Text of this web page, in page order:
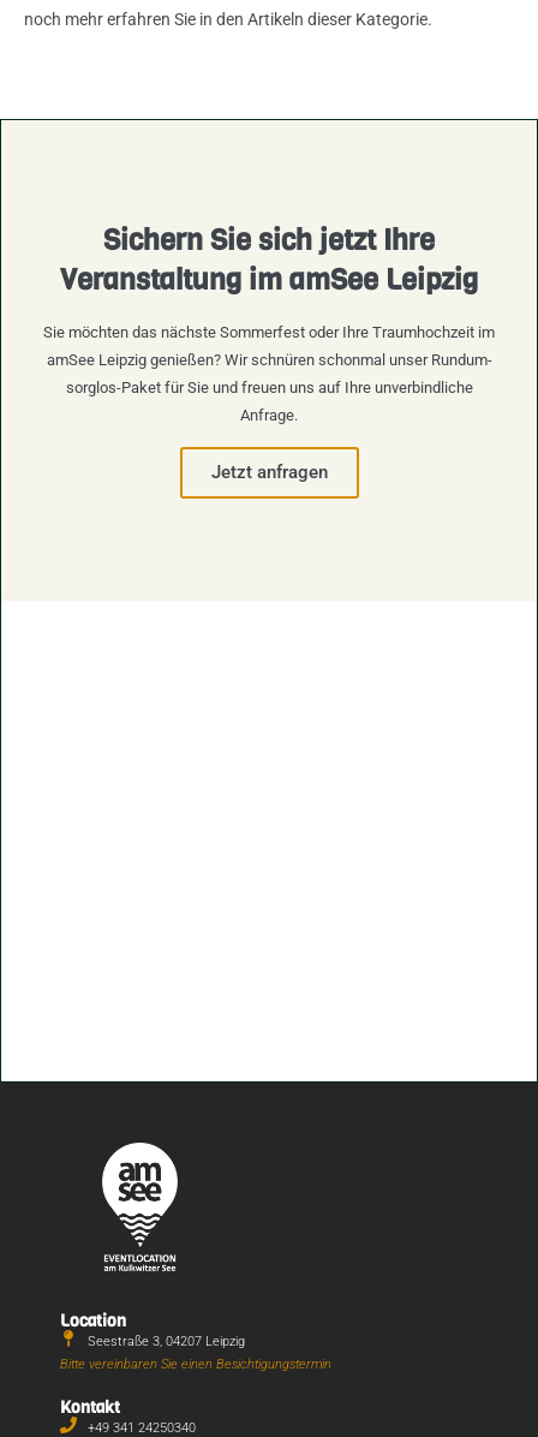
noch mehr erfahren Sie in den Artikeln dieser Kategorie.
Sichern Sie sich jetzt Ihre
Veranstaltung im amSee Leipzig
Sie möchten das nächste Sommerfest oder Ihre Traumhochzeit im
amSee Leipzig genießen? Wir schnüren schonmal unser Rundum-
sorglos-Paket für Sie und freuen uns auf Ihre unverbindliche
Anfrage.
Jetzt anfragen
Location
Seestraße 3, 04207 Leipzig
Bitte vereinbaren Sie einen Besichtigungstermin
Kontakt
+49 341 24250340